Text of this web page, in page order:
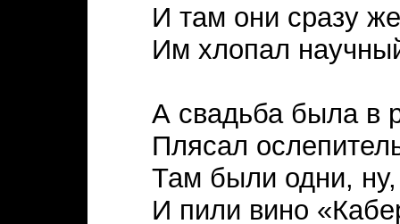
И там они сразу
Им хлопал
А свадьба была в
Плясал
Там были одни,
И пили вино